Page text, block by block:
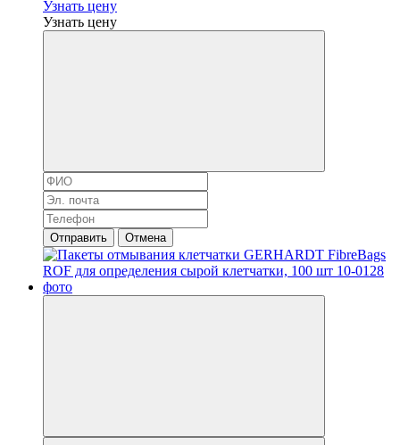
Узнать цену
Узнать цену
Отправить Отмена